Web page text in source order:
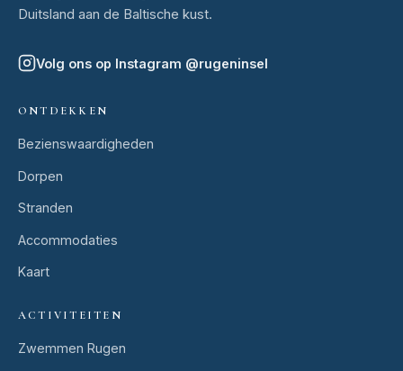
Duitsland aan de Baltische kust.
Volg ons op Instagram @rugeninsel
ONTDEKKEN
Bezienswaardigheden
Dorpen
Stranden
Accommodaties
Kaart
ACTIVITEITEN
Zwemmen Rugen